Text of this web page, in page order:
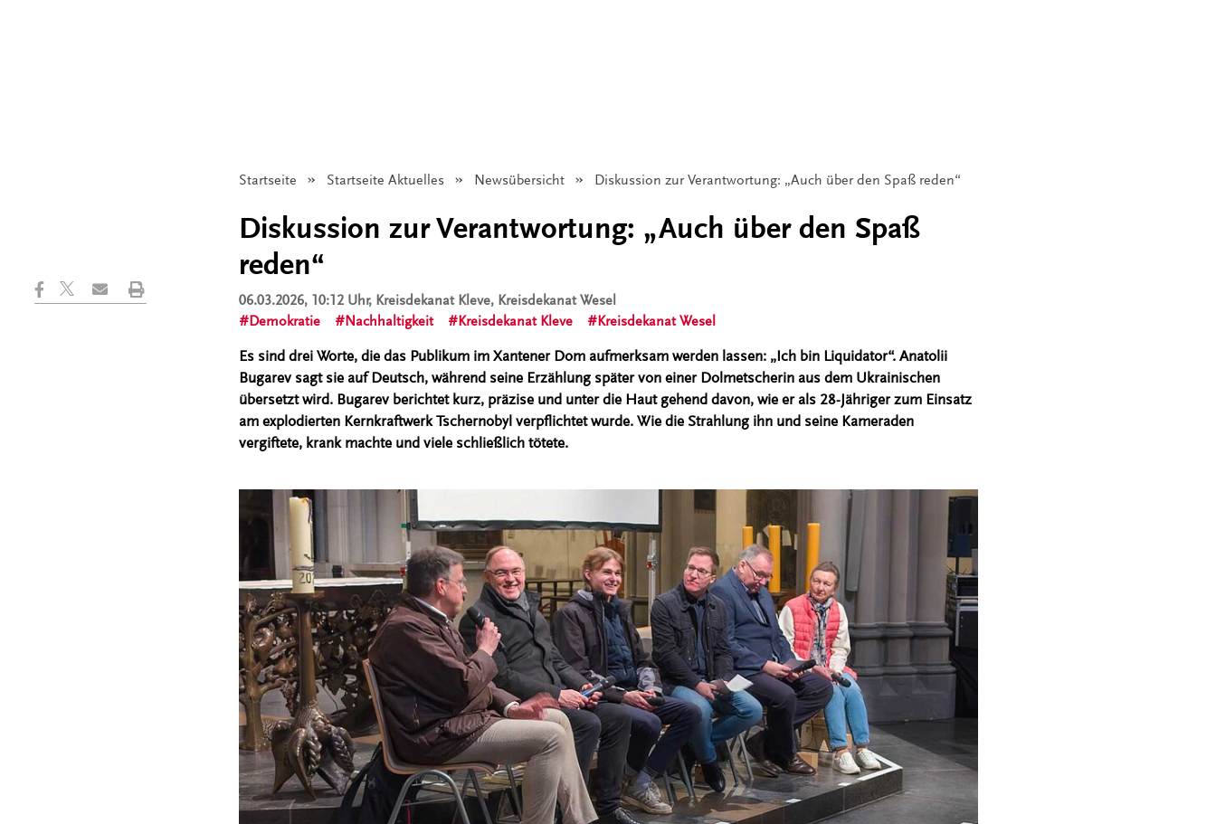
Startseite Startseite Aktuelles Newsübersicht Angezeigt:
Diskussion zur Verantwortung: „Auch über den Spaß reden“
Diskussion zur Verantwortung: „Auch über den Spaß
reden“
06.03.2026, 10:12 Uhr, Kreisdekanat Kleve, Kreisdekanat Wesel
Demokratie
Nachhaltigkeit Kreisdekanat Kleve Kreisdekanat Wesel
Es sind drei Worte, die das Publikum im Xantener Dom aufmerksam werden lassen: „Ich bin Liquidator“. Anatolii
Bugarev sagt sie auf Deutsch, während seine Erzählung später von einer Dolmetscherin aus dem Ukrainischen
übersetzt wird. Bugarev berichtet kurz, präzise und unter die Haut gehend davon, wie er als 28-Jähriger zum Einsatz
am explodierten Kernkraftwerk Tschernobyl verpflichtet wurde. Wie die Strahlung ihn und seine Kameraden
vergiftete, krank machte und viele schließlich tötete.